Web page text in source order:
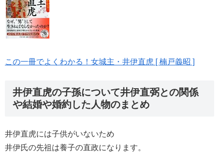
この一冊でよくわかる！女城主・井伊直虎 [ 楠戸義昭 ]
井伊直虎の子孫について井伊直弼との関係
や結婚や婚約した人物のまとめ
井伊直虎には子供がいないため
井伊氏の先祖は養子の直政になります。